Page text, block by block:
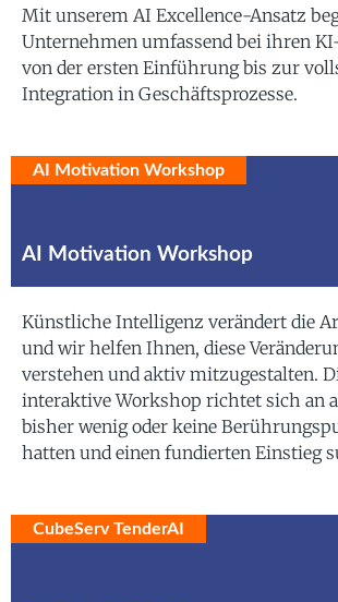
Mit unserem AI Excellence-Ansatz
Unternehmen umfassend bei ihren
von der ersten Einführung bis zur
Integration in Geschäftsprozesse.
AI Motivation Workshop
AI Motivation Workshop
Künstliche Intelligenz verändert die
und wir helfen Ihnen, diese
verstehen und aktiv mitzugestalten.
interaktive Workshop richtet sich an
bisher wenig oder keine
hatten und einen fundierten Einstieg
CubeServ TenderAI